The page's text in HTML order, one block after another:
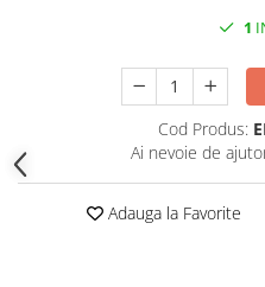
1
Cod Produs:
Ai nevoie de
Adauga la Favorite